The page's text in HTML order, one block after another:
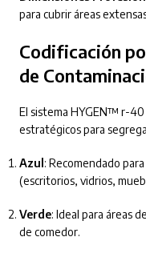
para cubrir áreas
Codificación
de
El sistema HYGEN™ r-
estratégicos para
Azul : Recomendado
(escritorios, vidrios,
Verde: Ideal para áreas
de comedor.